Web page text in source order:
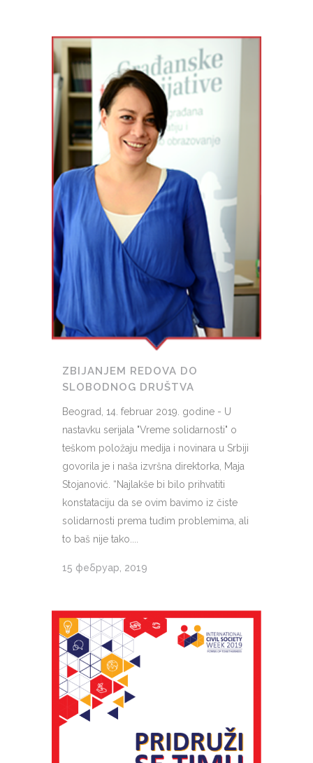
ZBIJANJEM REDOVA DO
SLOBODNOG DRUŠTVA
Beograd, 14. februar 2019. godine - U
nastavku serijala "Vreme solidarnosti" o
teškom položaju medija i novinara u Srbiji
govorila je i naša izvršna direktorka, Maja
Stojanović. “Najlakše bi bilo prihvatiti
konstataciju da se ovim bavimo iz čiste
solidarnosti prema tuđim problemima, ali
to baš nije tako....
15 фебруар, 2019